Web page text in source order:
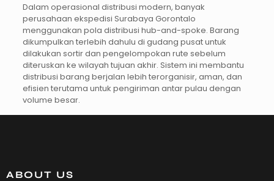
Dalam operasional distribusi modern, banyak
perusahaan ekspedisi Surabaya Gorontalo
menggunakan pola distribusi hub-and-spoke. Barang
dikumpulkan terlebih dahulu di gudang pusat untuk
dilakukan sortir dan pengelompokan rute sebelum
diteruskan ke wilayah tujuan akhir. Sistem ini membantu
distribusi barang berjalan lebih terorganisir, aman, dan
efisien terutama untuk pengiriman antar pulau dengan
volume besar.
ABOUT US